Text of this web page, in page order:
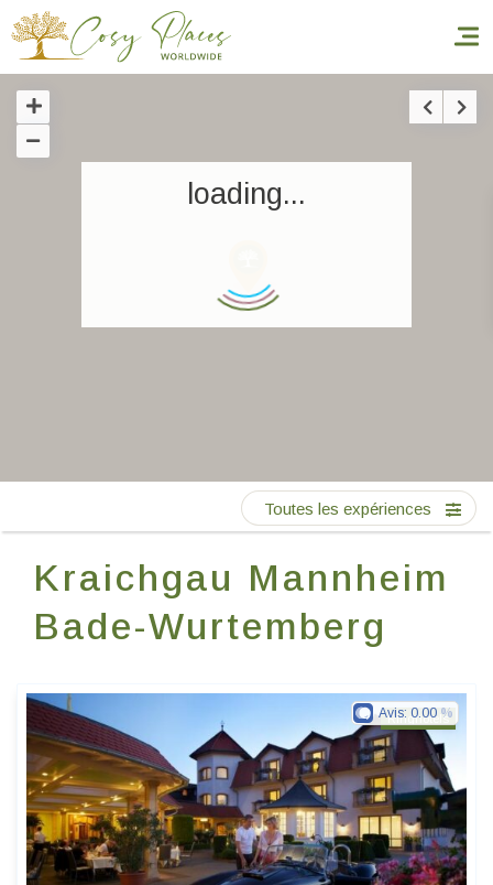
Accueil
Réserver un séjour
World’s Best Hotels
FR
loading...
Kraichgau Mannheim
Bade-Wurtemberg
Toutes les expériences
Ringhotels
Avis: 0.00